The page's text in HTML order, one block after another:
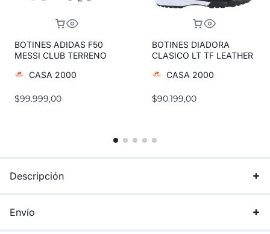
BOTINES ADIDAS F50
MESSI CLUB TERRENO
CASA 2000
$99.999,00
BOTINES DIADORA
CLASICO LT TF LEATHER
CASA 2000
$90.199,00
Descripción
Envío